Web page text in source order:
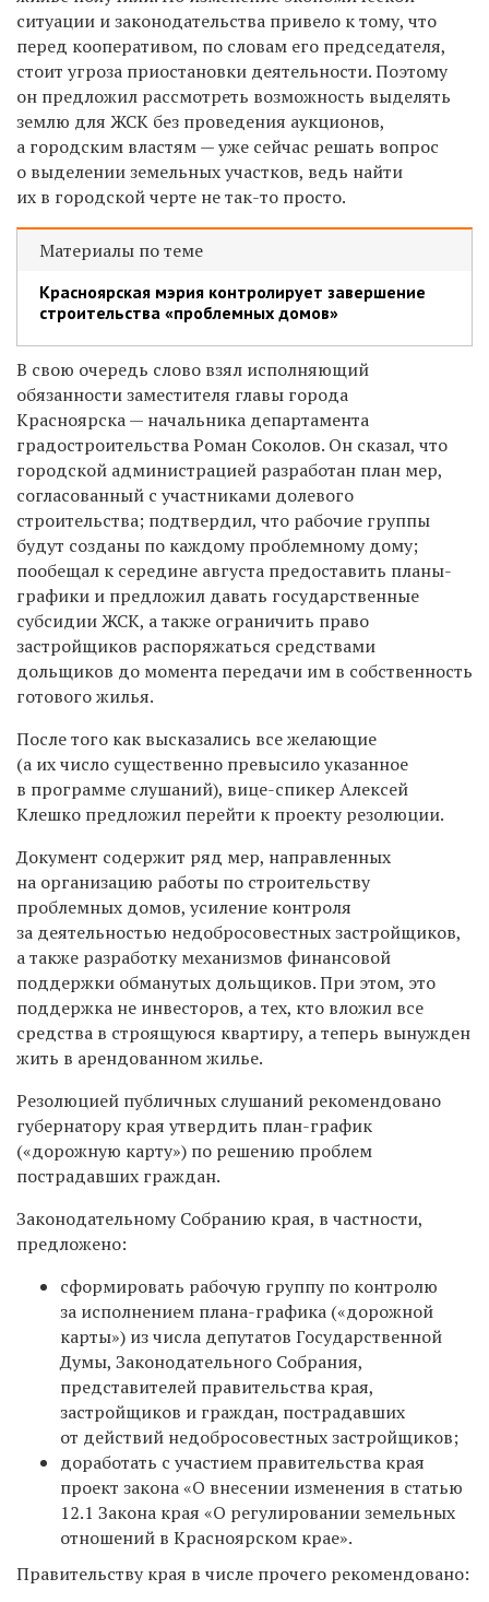
ситуации и законодательства привело к тому, что
перед кооперативом, по словам его председателя,
стоит угроза приостановки деятельности. Поэтому
он предложил рассмотреть возможность выделять
землю для ЖСК без проведения аукционов,
а городским властям — уже сейчас решать вопрос
о выделении земельных участков, ведь найти
их в городской черте не так-то просто.
Материалы по теме
Красноярская мэрия контролирует завершение
строительства «проблемных домов»
В свою очередь слово взял исполняющий
обязанности заместителя главы города
Красноярска — начальника департамента
градостроительства Роман Соколов. Он сказал, что
городской администрацией разработан план мер,
согласованный с участниками долевого
строительства; подтвердил, что рабочие группы
будут созданы по каждому проблемному дому;
пообещал к середине августа предоставить планы-
графики и предложил давать государственные
субсидии ЖСК, а также ограничить право
застройщиков распоряжаться средствами
дольщиков до момента передачи им в собственность
готового жилья.
После того как высказались все желающие
(а их число существенно превысило указанное
в программе слушаний), вице-спикер Алексей
Клешко предложил перейти к проекту резолюции.
Документ содержит ряд мер, направленных
на организацию работы по строительству
проблемных домов, усиление контроля
за деятельностью недобросовестных застройщиков,
а также разработку механизмов финансовой
поддержки обманутых дольщиков. При этом, это
поддержка не инвесторов, а тех, кто вложил все
средства в строящуюся квартиру, а теперь вынужден
жить в арендованном жилье.
Резолюцией публичных слушаний рекомендовано
губернатору края утвердить план-график
(«дорожную карту») по решению проблем
пострадавших граждан.
Законодательному Собранию края, в частности,
предложено:
сформировать рабочую группу по контролю
за исполнением плана-графика («дорожной
карты») из числа депутатов Государственной
Думы, Законодательного Собрания,
представителей правительства края,
застройщиков и граждан, пострадавших
от действий недобросовестных застройщиков;
доработать с участием правительства края
проект закона «О внесении изменения в статью
12.1 Закона края «О регулировании земельных
отношений в Красноярском крае».
Правительству края в числе прочего рекомендовано: